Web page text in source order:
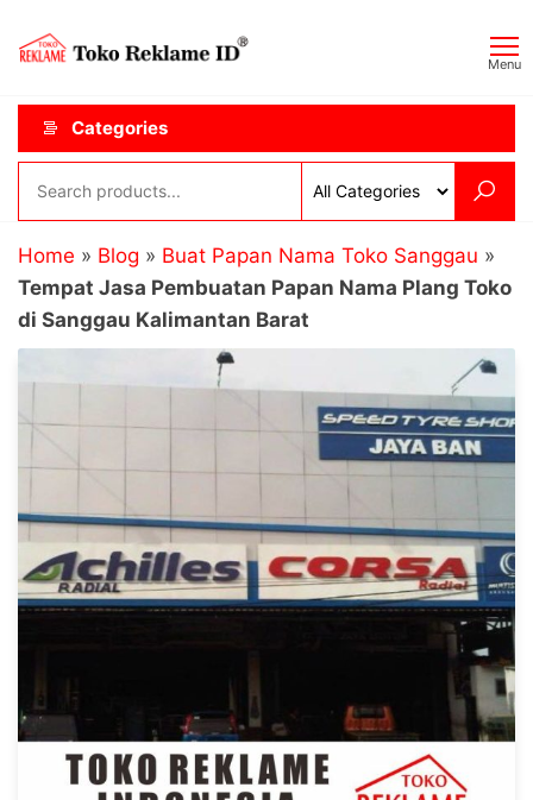
content
ID
Menu
Categories
Home » Blog » Buat Papan Nama Toko Sanggau »
Tempat Jasa Pembuatan Papan Nama Plang Toko
di Sanggau Kalimantan Barat